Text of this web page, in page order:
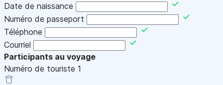
Date de naissance
Numéro de passeport
Téléphone
Courriel
Participants au voyage
Numéro de touriste 1